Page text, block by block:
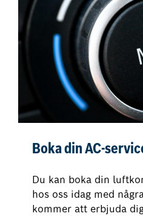
Boka din AC-
Du kan boka din
hos oss idag med
kommer att erbjuda